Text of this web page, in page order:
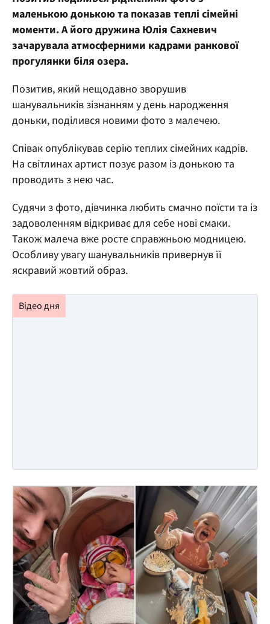
маленькою донькою та показав теплі сімейні
моменти. А його дружина Юлія Сахневич
зачарувала атмосферними кадрами ранкової
прогулянки біля озера.
Позитив, який нещодавно зворушив
шанувальників зізнанням у день народження
доньки, поділився новими фото з малечею.
Співак опублікував серію теплих сімейних кадрів.
На світлинах артист позує разом із донькою та
проводить з нею час.
Судячи з фото, дівчинка любить смачно поїсти та із
задоволенням відкриває для себе нові смаки.
Також малеча вже росте справжньою модницею.
Особливу увагу шанувальників привернув її
яскравий жовтий образ.